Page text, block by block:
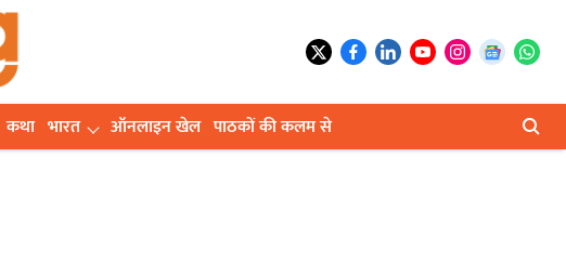
कथा भारत ऑनलाइन खेल पाठकों की कलम से